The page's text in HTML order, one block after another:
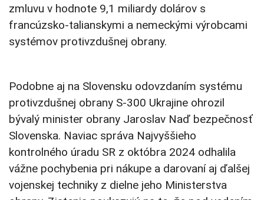
zmluvu v hodnote 9,1 miliardy dolárov s
francúzsko-talianskymi a nemeckými výrobcami
systémov protivzdušnej obrany.
Podobne aj na Slovensku odovzdaním systému
protivzdušnej obrany S-300 Ukrajine ohrozil
bývalý minister obrany Jaroslav Naď bezpečnosť
Slovenska. Naviac správa Najvyššieho
kontrolného úradu SR z októbra 2024 odhalila
vážne pochybenia pri nákupe a darovaní aj ďalšej
vojenskej techniky z dielne jeho Ministerstva